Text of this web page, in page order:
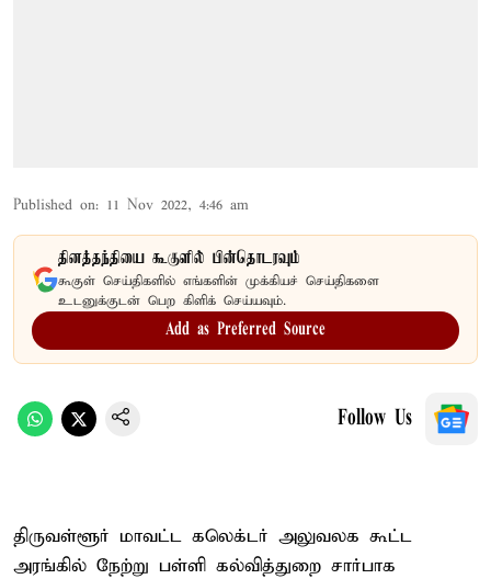
Published on: 11 Nov 2022, 4:46 am
தினத்தந்தியை கூகுளில் பின்தொடரவும்
கூகுள் செய்திகளில் எங்களின் முக்கியச் செய்திகளை
உடனுக்குடன் பெற கிளிக் செய்யவும்.
Add as Preferred Source
Follow Us
திருவள்ளூர் மாவட்ட கலெக்டர் அலுவலக கூட்ட
அரங்கில் நேற்று பள்ளி கல்வித்துறை சார்பாக